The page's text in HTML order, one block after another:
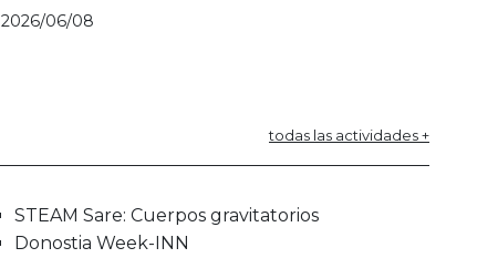
2026/06/08
todas las actividades +
STEAM Sare: Cuerpos gravitatorios
Donostia Week-INN